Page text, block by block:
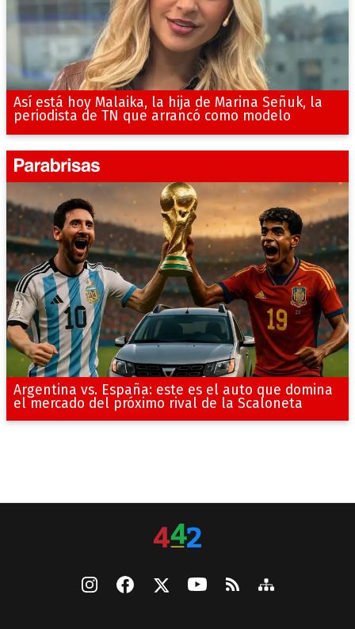
Así está hoy Malaika, la hija de Marina Señuk, la
periodista de TN que arrancó como modelo
Argentina vs. España: este es el auto que domina
el mercado del próximo rival de la Scaloneta